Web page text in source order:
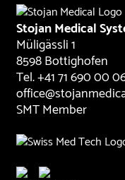
Stojan Medical
Müligässli 1
8598 Bottighofen
Tel. +41 71 690 00
SMT Member